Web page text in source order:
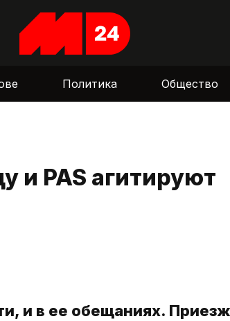
Политика Общество
и PAS агитируют
и в ее обещаниях.